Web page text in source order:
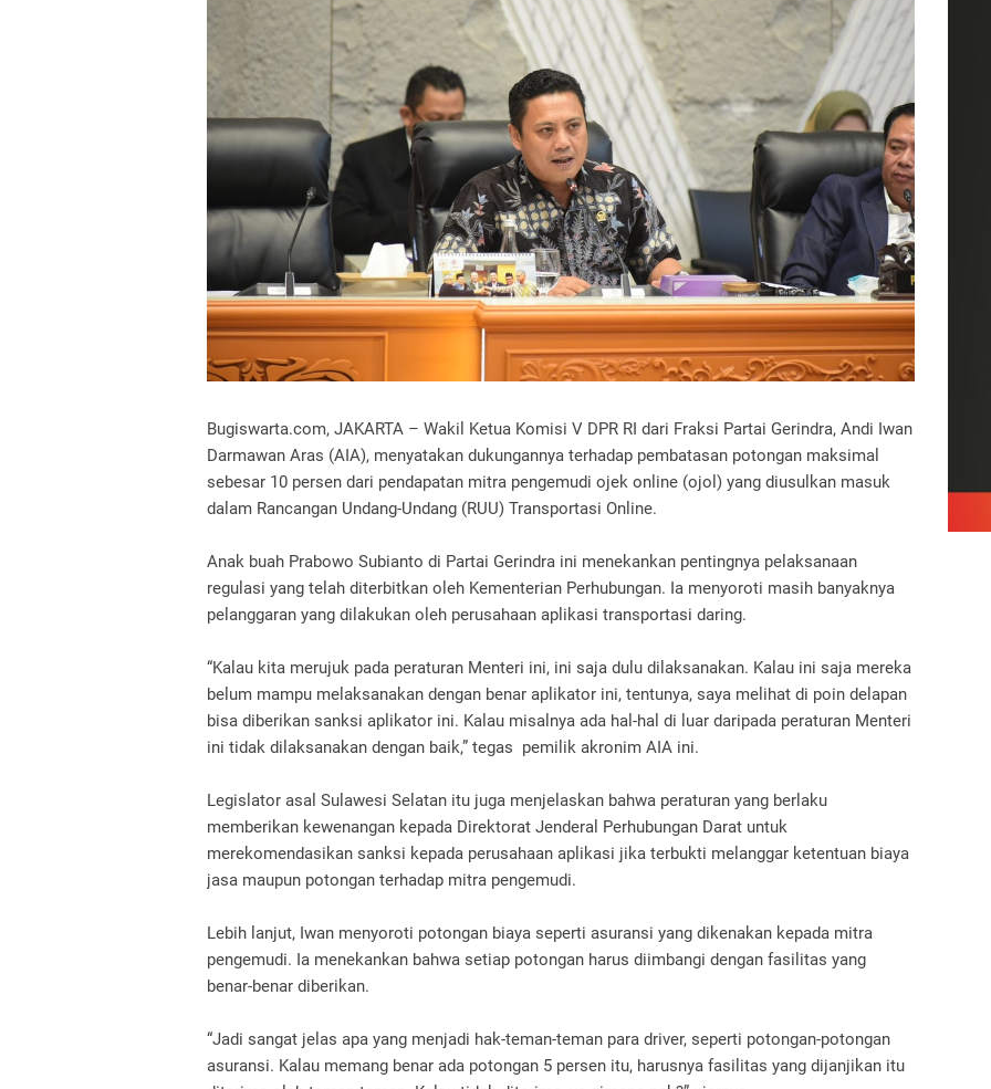
Bugiswarta.com, JAKARTA – Wakil Ketua Komisi V DPR RI dari Fraksi Partai Gerindra, Andi Iwan
Darmawan Aras (AIA), menyatakan dukungannya terhadap pembatasan potongan maksimal
sebesar 10 persen dari pendapatan mitra pengemudi ojek online (ojol) yang diusulkan masuk
dalam Rancangan Undang-Undang (RUU) Transportasi Online.
Anak buah Prabowo Subianto di Partai Gerindra ini menekankan pentingnya pelaksanaan
regulasi yang telah diterbitkan oleh Kementerian Perhubungan. Ia menyoroti masih banyaknya
pelanggaran yang dilakukan oleh perusahaan aplikasi transportasi daring.
“Kalau kita merujuk pada peraturan Menteri ini, ini saja dulu dilaksanakan. Kalau ini saja mereka
belum mampu melaksanakan dengan benar aplikator ini, tentunya, saya melihat di poin delapan
bisa diberikan sanksi aplikator ini. Kalau misalnya ada hal-hal di luar daripada peraturan Menteri
ini tidak dilaksanakan dengan baik,” tegas pemilik akronim AIA ini.
Legislator asal Sulawesi Selatan itu juga menjelaskan bahwa peraturan yang berlaku
memberikan kewenangan kepada Direktorat Jenderal Perhubungan Darat untuk
merekomendasikan sanksi kepada perusahaan aplikasi jika terbukti melanggar ketentuan biaya
jasa maupun potongan terhadap mitra pengemudi.
Lebih lanjut, Iwan menyoroti potongan biaya seperti asuransi yang dikenakan kepada mitra
pengemudi. Ia menekankan bahwa setiap potongan harus diimbangi dengan fasilitas yang
benar-benar diberikan.
“Jadi sangat jelas apa yang menjadi hak-teman-teman para driver, seperti potongan-potongan
asuransi. Kalau memang benar ada potongan 5 persen itu, harusnya fasilitas yang dijanjikan itu